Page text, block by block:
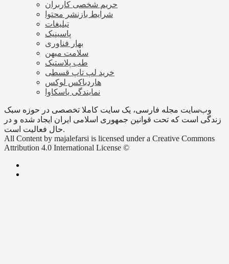
حریم شخصی کاربران
شرایط بازنشر محتوا
تبلیغات
پاسینیک
بهار فناوری
سلامت میهن
طب پلاستیک
خرید لپ تاپ قسطی
هاردباکس لوکس
نمایندگی یاسکاوا
وب‌سایت مجله فارسی، یک سایت کاملا تخصصی در حوزه سبک
زندگی است که تحت قوانین جمهوری اسلامی ایران ایجاد شده و در
حال فعالیت است.
All Content by majalefarsi is licensed under a Creative Commons
Attribution 4.0 International License ©️